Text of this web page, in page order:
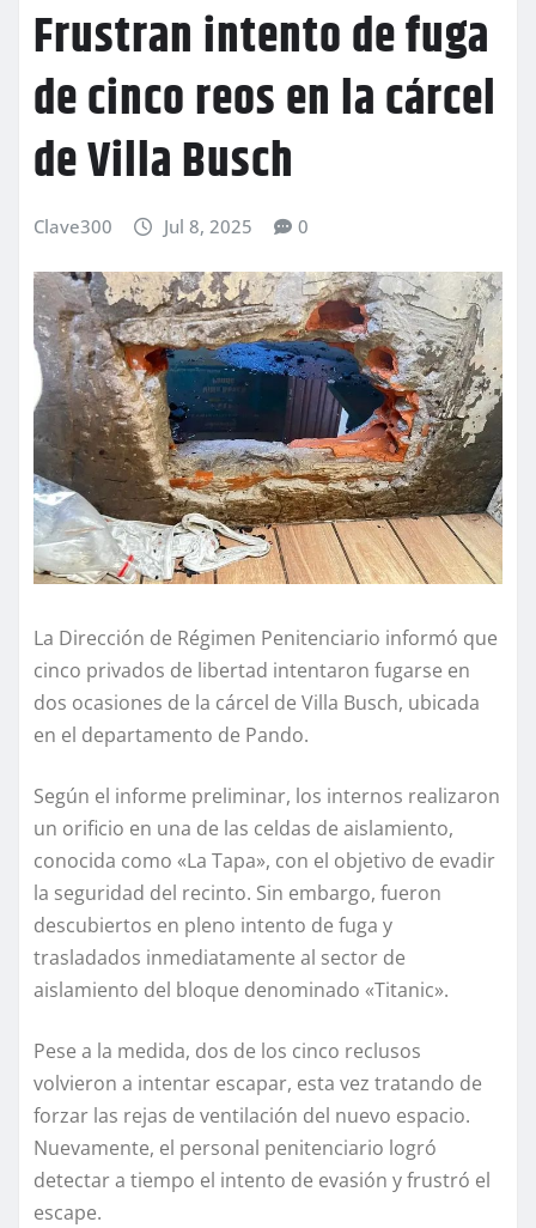
Frustran intento de fuga
de cinco reos en la cárcel
de Villa Busch
Clave300 Jul 8, 2025 0
La Dirección de Régimen Penitenciario informó que
cinco privados de libertad intentaron fugarse en
dos ocasiones de la cárcel de Villa Busch, ubicada
en el departamento de Pando.
Según el informe preliminar, los internos realizaron
un orificio en una de las celdas de aislamiento,
conocida como «La Tapa», con el objetivo de evadir
la seguridad del recinto. Sin embargo, fueron
descubiertos en pleno intento de fuga y
trasladados inmediatamente al sector de
aislamiento del bloque denominado «Titanic».
Pese a la medida, dos de los cinco reclusos
volvieron a intentar escapar, esta vez tratando de
forzar las rejas de ventilación del nuevo espacio.
Nuevamente, el personal penitenciario logró
detectar a tiempo el intento de evasión y frustró el
escape.